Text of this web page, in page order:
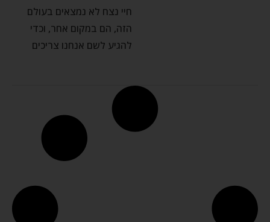
חיי נצח לא נמצאים בעולם
הזה, הם במקום אחר, וכדי
להגיע לשם אנחנו צריכים